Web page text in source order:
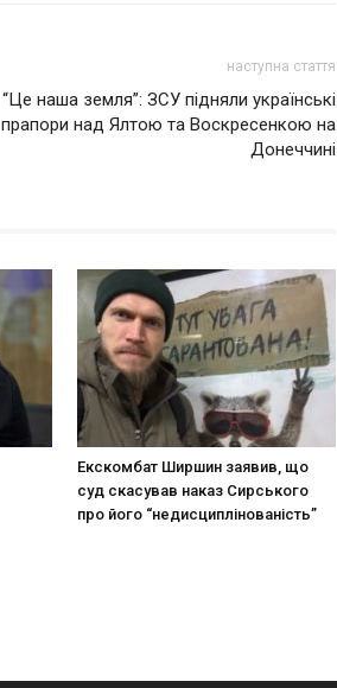
наступна стаття
“Це наша земля”: ЗСУ підняли українські
прапори над Ялтою та Воскресенкою на
Донеччині
Екскомбат Ширшин заявив, що
суд скасував наказ Сирського
про його “недисциплінованість”